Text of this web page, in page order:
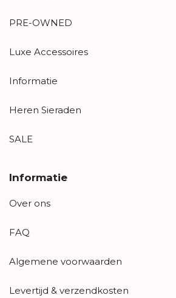
PRE-OWNED
Luxe Accessoires
Informatie
Heren Sieraden
SALE
Informatie
Over ons
FAQ
Algemene voorwaarden
Levertijd & verzendkosten